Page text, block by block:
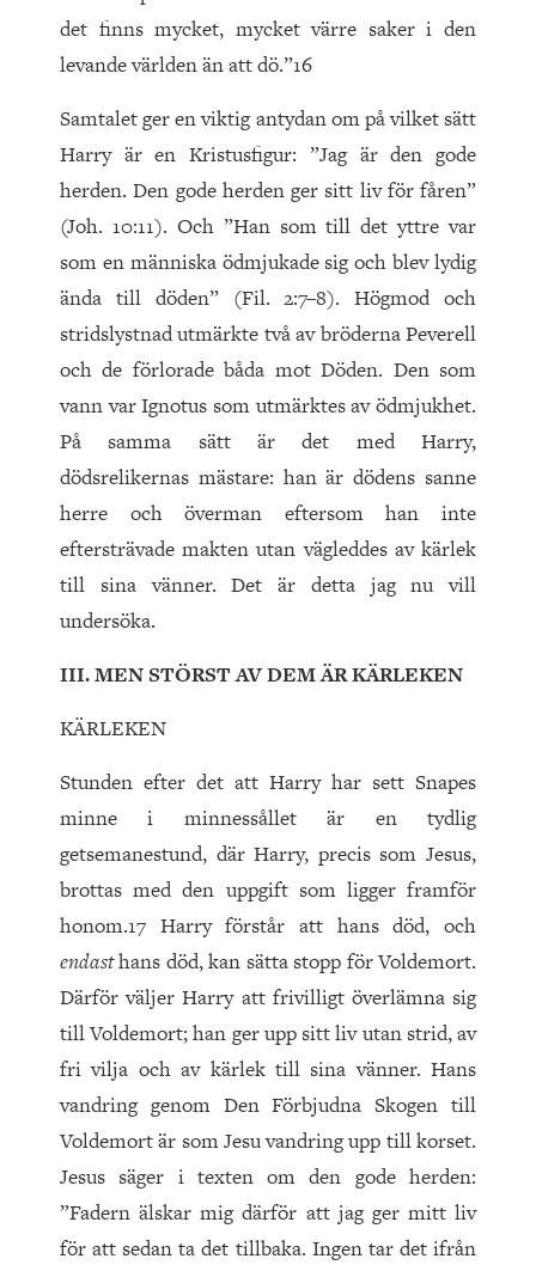
det finns mycket, mycket värre saker i den
levande världen än att dö.”16
Samtalet ger en viktig antydan om på vilket sätt
Harry är en Kristusfigur: ”Jag är den gode
herden. Den gode herden ger sitt liv för fåren”
(Joh. 10:11). Och ”Han som till det yttre var
som en människa ödmjukade sig och blev lydig
ända till döden” (Fil. 2:7–8). Högmod och
stridslystnad utmärkte två av bröderna Peverell
och de förlorade båda mot Döden. Den som
vann var Ignotus som utmärktes av ödmjukhet.
På samma sätt är det med Harry,
dödsrelikernas mästare: han är dödens sanne
herre och överman eftersom han inte
eftersträvade makten utan vägleddes av kärlek
till sina vänner. Det är detta jag nu vill
undersöka.
III. MEN STÖRST AV DEM ÄR KÄRLEKEN
KÄRLEKEN
Stunden efter det att Harry har sett Snapes
minne i minnessållet är en tydlig
getsemanestund, där Harry, precis som Jesus,
brottas med den uppgift som ligger framför
honom.17 Harry förstår att hans död, och
endasthans död, kan sätta stopp för Voldemort.
Därför väljer Harry att frivilligt överlämna sig
till Voldemort; han ger upp sitt liv utan strid, av
fri vilja och av kärlek till sina vänner. Hans
vandring genom Den Förbjudna Skogen till
Voldemort är som Jesu vandring upp till korset.
Jesus säger i texten om den gode herden:
”Fadern älskar mig därför att jag ger mitt liv
för att sedan ta det tillbaka. Ingen tar det ifrån